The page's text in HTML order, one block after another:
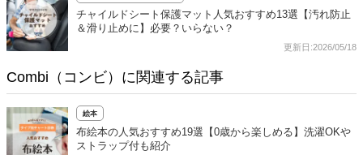
チャイルドシート保護マット人気おすすめ13選【汚れ防止
＆滑り止めに】必要？いらない？
更新日:2026/05/18
Combi（コンビ）に関連する記事
絵本
布絵本の人気おすすめ19選【0歳から楽しめる】洗濯OKや
ストラップ付も紹介